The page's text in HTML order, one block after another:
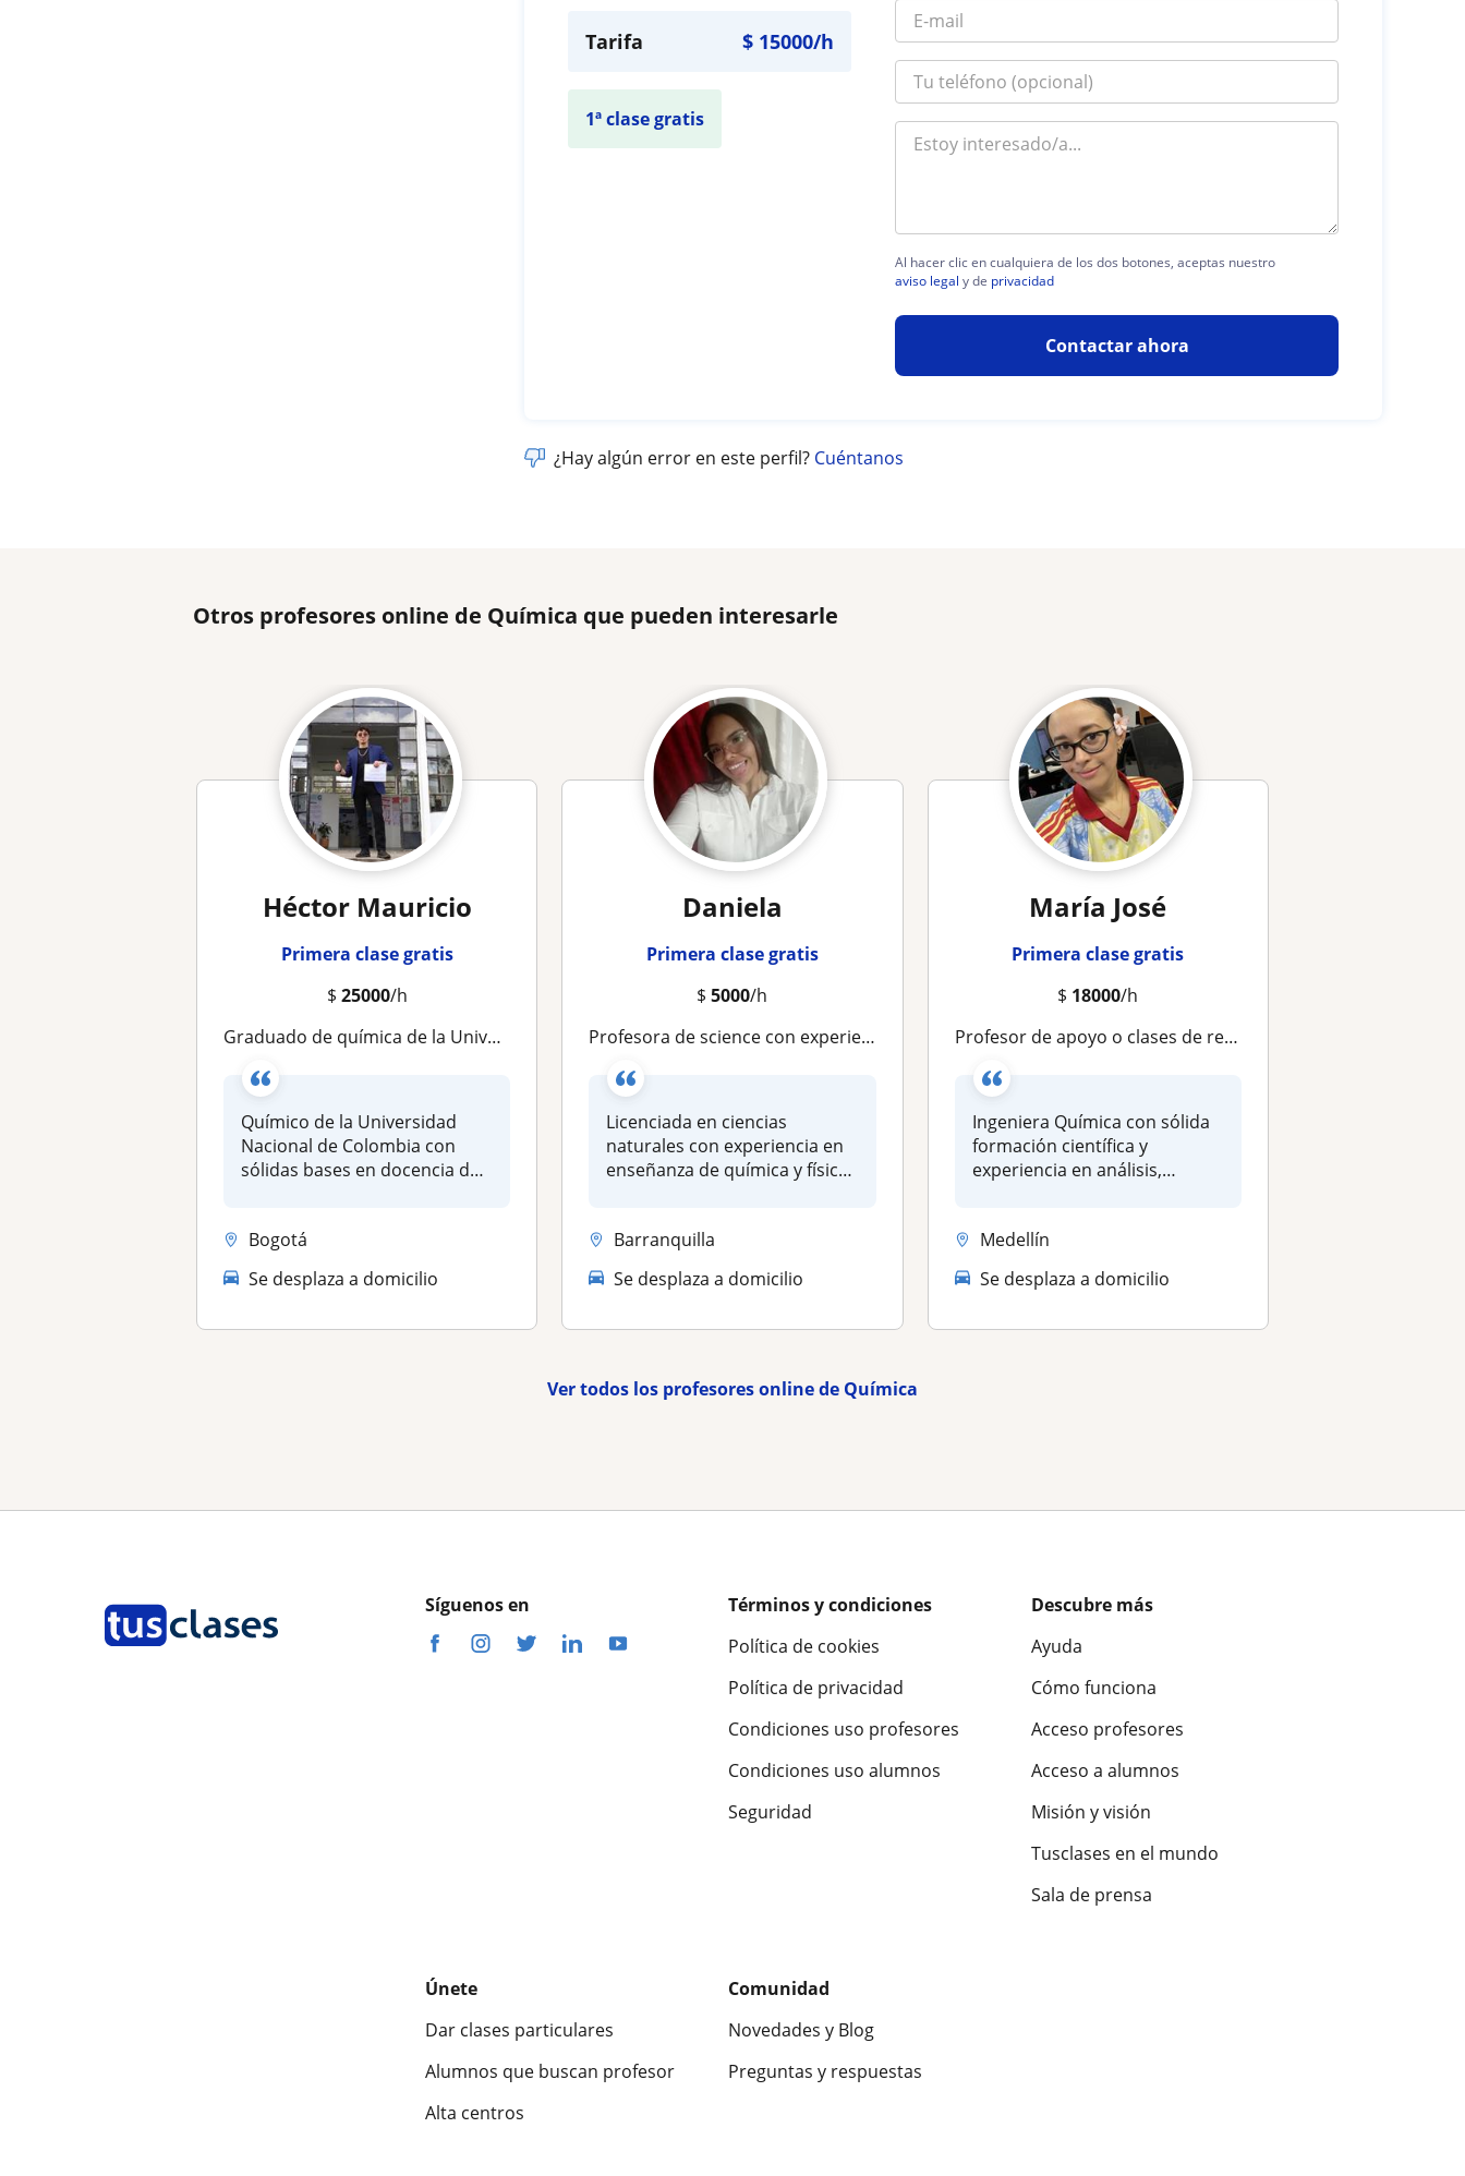
Tarifa $ 15000/h
1ª clase gratis
Al hacer clic en cualquiera de los dos botones, aceptas nuestro
aviso legal y de privacidad
Contactar ahora
¿Hay algún error en este perfil? Cuéntanos
Otros profesores online de Química que pueden interesarle
Héctor Mauricio
Primera clase gratis
$ 25000/h
Graduado de química de la Universidad Nacional de Colombia. Doy clases de cualquier área relacionada con química, matemáticas o f
Químico de la Universidad
Nacional de Colombia con
sólidas bases en docencia de
Bogotá
Se desplaza a domicilio
Daniela
Primera clase gratis
$5000/h
Profesora de science con experiencia en refuerzo educativo para distintos niveles educativos
Licenciada en ciencias
naturales con experiencia en
enseñanza de química y física
Barranquilla
Se desplaza a domicilio
María José
Primera clase gratis
$ 18000/h
Profesor de apoyo o clases de refuerzo Química Orgánica, Ciencias naturales, español, inglés para niños y jóvenes
Ingeniera Química con sólida
formación científica y
experiencia en análisis,
Medellín
Se desplaza a domicilio
Ver todos los profesores online de Química
Síguenos en
Términos y condiciones
Política de cookies
Política de privacidad
Condiciones uso profesores
Condiciones uso alumnos
Seguridad
Descubre más
Ayuda
Cómo funciona
Acceso profesores
Acceso a alumnos
Misión y visión
Tusclases en el mundo
Sala de prensa
Únete
Dar clases particulares
Alumnos que buscan profesor
Alta centros
Comunidad
Novedades y Blog
Preguntas y respuestas